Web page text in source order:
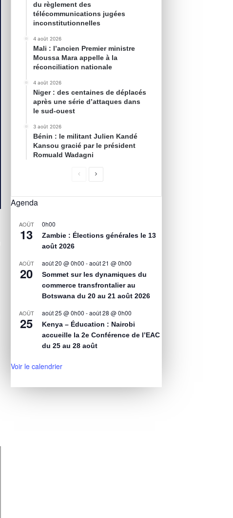
du règlement des
télécommunications jugées
inconstitutionnelles
4 août 2026
Mali : l’ancien Premier ministre
Moussa Mara appelle à la
réconciliation nationale
4 août 2026
Niger : des centaines de déplacés
après une série d’attaques dans
le sud-ouest
3 août 2026
Bénin : le militant Julien Kandé
Kansou gracié par le président
Romuald Wadagni
Agenda
AOÛT
13
0h00
Zambie : Élections générales le 13
août 2026
AOÛT
20
août 20 @ 0h00 -août 21 @ 0h00
Sommet sur les dynamiques du
commerce transfrontalier au
Botswana du 20 au 21 août 2026
AOÛT
25
août 25 @ 0h00 -août 28 @ 0h00
Kenya – Éducation : Nairobi
accueille la 2e Conférence de l’EAC
du 25 au 28 août
Voir le calendrier